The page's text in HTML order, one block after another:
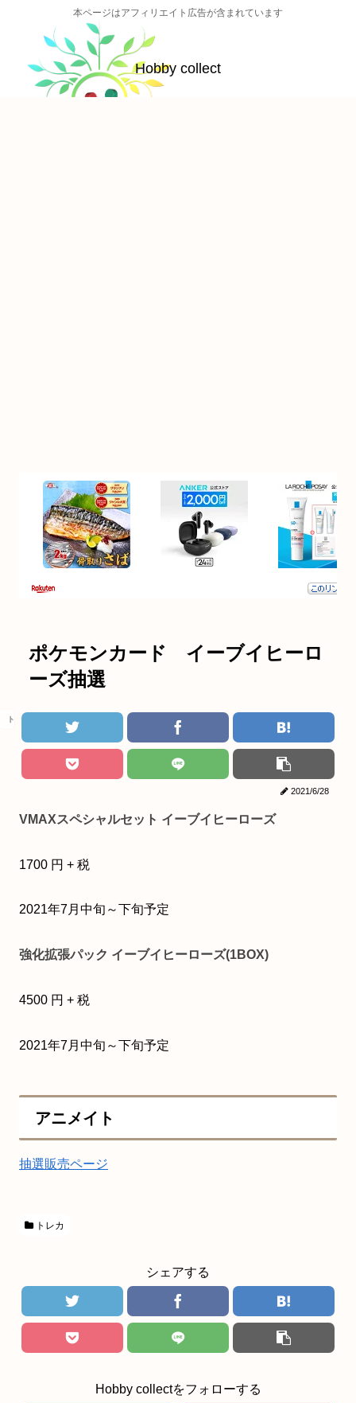
本ページはアフィリエイト広告が含まれています
Hobby collect
ポケモンカード イーブイヒーロ
ーズ抽選
トレカ
2021/6/28
VMAXスペシャルセット イーブイヒーローズ
1700 円 + 税
2021年7月中旬～下旬予定
強化拡張パック イーブイヒーローズ(1BOX)
4500 円 + 税
2021年7月中旬～下旬予定
アニメイト
抽選販売ページ
トレカ
シェアする
Hobby collectをフォローする